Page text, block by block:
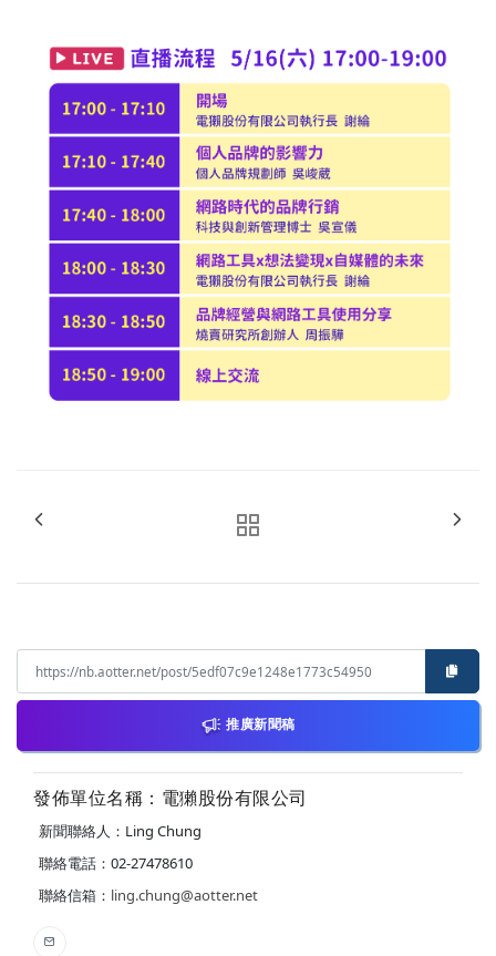
推廣新聞稿
發佈單位名稱：電獺股份有限公司
新聞聯絡人：Ling Chung
聯絡電話：02-27478610
聯絡信箱： ling.chung@aotter.net